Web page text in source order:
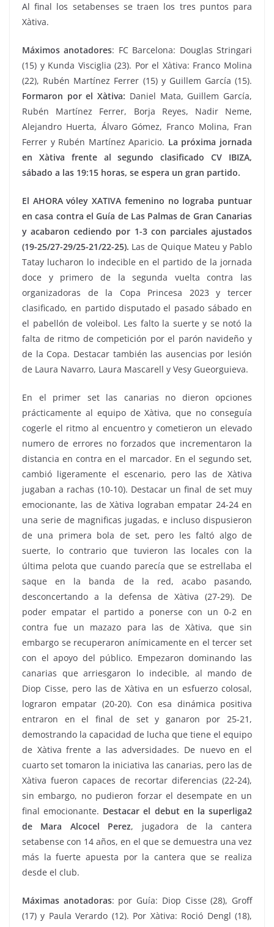
Al final los setabenses se traen los tres puntos para
Xàtiva.
Máximos anotadores: FC Barcelona: Douglas Stringari
(15) y Kunda Visciglia (23). Por el Xàtiva: Franco Molina
(22), Rubén Martínez Ferrer (15) y Guillem García (15).
Formaron por el Xàtiva: Daniel Mata, Guillem García,
Rubén Martínez Ferrer, Borja Reyes, Nadir Neme,
Alejandro Huerta, Álvaro Gómez, Franco Molina, Fran
Ferrer y Rubén Martínez Aparicio. La próxima jornada
en Xàtiva frente al segundo clasificado CV IBIZA,
sábado a las 19:15 horas, se espera un gran partido.
El AHORA vóley XATIVA femenino no lograba puntuar
en casa contra el Guía de Las Palmas de Gran Canarias
y acabaron cediendo por 1-3 con parciales ajustados
(19-25/27-29/25-21/22-25). Las de Quique Mateu y Pablo
Tatay lucharon lo indecible en el partido de la jornada
doce y primero de la segunda vuelta contra las
organizadoras de la Copa Princesa 2023 y tercer
clasificado, en partido disputado el pasado sábado en
el pabellón de voleibol. Les falto la suerte y se notó la
falta de ritmo de competición por el parón navideño y
de la Copa. Destacar también las ausencias por lesión
de Laura Navarro, Laura Mascarell y Vesy Gueorguieva.
En el primer set las canarias no dieron opciones
prácticamente al equipo de Xàtiva, que no conseguía
cogerle el ritmo al encuentro y cometieron un elevado
numero de errores no forzados que incrementaron la
distancia en contra en el marcador. En el segundo set,
cambió ligeramente el escenario, pero las de Xàtiva
jugaban a rachas (10-10). Destacar un final de set muy
emocionante, las de Xàtiva lograban empatar 24-24 en
una serie de magnificas jugadas, e incluso dispusieron
de una primera bola de set, pero les faltó algo de
suerte, lo contrario que tuvieron las locales con la
última pelota que cuando parecía que se estrellaba el
saque en la banda de la red, acabo pasando,
desconcertando a la defensa de Xàtiva (27-29). De
poder empatar el partido a ponerse con un 0-2 en
contra fue un mazazo para las de Xàtiva, que sin
embargo se recuperaron anímicamente en el tercer set
con el apoyo del público. Empezaron dominando las
canarias que arriesgaron lo indecible, al mando de
Diop Cisse, pero las de Xàtiva en un esfuerzo colosal,
lograron empatar (20-20). Con esa dinámica positiva
entraron en el final de set y ganaron por 25-21,
demostrando la capacidad de lucha que tiene el equipo
de Xàtiva frente a las adversidades. De nuevo en el
cuarto set tomaron la iniciativa las canarias, pero las de
Xàtiva fueron capaces de recortar diferencias (22-24),
sin embargo, no pudieron forzar el desempate en un
final emocionante. Destacar el debut en la superliga2
de Mara Alcocel Perez, jugadora de la cantera
setabense con 14 años, en el que se demuestra una vez
más la fuerte apuesta por la cantera que se realiza
desde el club.
Máximas anotadoras: por Guía: Diop Cisse (28), Groff
(17) y Paula Verardo (12). Por Xàtiva: Roció Dengl (18),